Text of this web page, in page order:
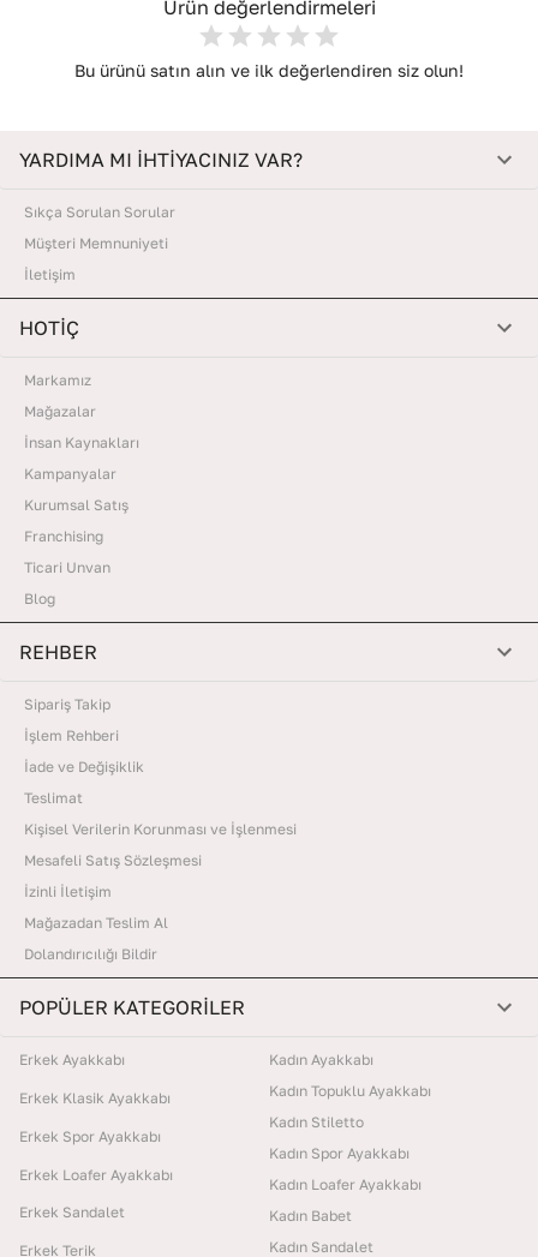
Ürün değerlendirmeleri
Bu ürünü satın alın ve ilk değerlendiren siz olun!
YARDIMA MI İHTİYACINIZ VAR?
Sıkça Sorulan Sorular
Müşteri Memnuniyeti
İletişim
HOTİÇ
Markamız
Mağazalar
İnsan Kaynakları
Kampanyalar
Kurumsal Satış
Franchising
Ticari Unvan
Blog
REHBER
Sipariş Takip
İşlem Rehberi
İade ve Değişiklik
Teslimat
Kişisel Verilerin Korunması ve İşlenmesi
Mesafeli Satış Sözleşmesi
İzinli İletişim
Mağazadan Teslim Al
Dolandırıcılığı Bildir
POPÜLER KATEGORİLER
Erkek Ayakkabı
Erkek Klasik Ayakkabı
Erkek Spor Ayakkabı
Erkek Loafer Ayakkabı
Erkek Sandalet
Erkek Terik
Kadın Ayakkabı
Kadın Topuklu Ayakkabı
Kadın Stiletto
Kadın Spor Ayakkabı
Kadın Loafer Ayakkabı
Kadın Babet
Kadın Sandalet